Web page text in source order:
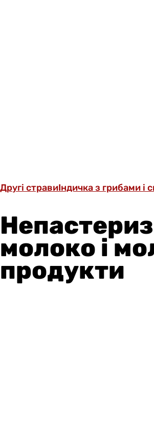
Другі стравиІндичка з грибами і
молоко і
продукти